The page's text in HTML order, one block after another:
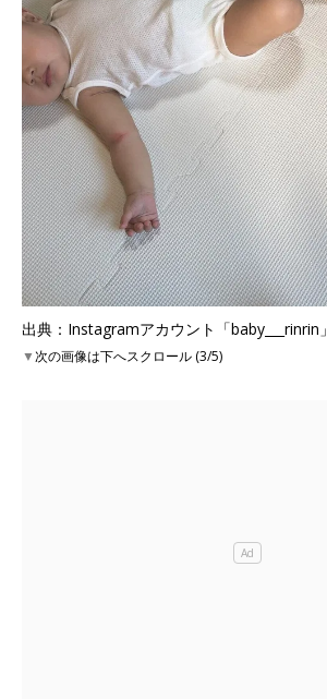
出典：Instagramアカウント「baby___rinrin」
▼次の画像は下へスクロール (3/5)